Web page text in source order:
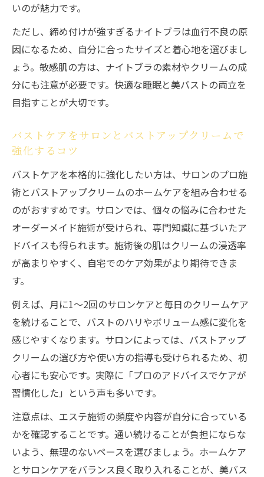
いのが魅力です。
ただし、締め付けが強すぎるナイトブラは血行不良の原
因になるため、自分に合ったサイズと着心地を選びまし
ょう。敏感肌の方は、ナイトブラの素材やクリームの成
分にも注意が必要です。快適な睡眠と美バストの両立を
目指すことが大切です。
バストケアをサロンとバストアップクリームで
強化するコツ
バストケアを本格的に強化したい方は、サロンのプロ施
術とバストアップクリームのホームケアを組み合わせる
のがおすすめです。サロンでは、個々の悩みに合わせた
オーダーメイド施術が受けられ、専門知識に基づいたア
ドバイスも得られます。施術後の肌はクリームの浸透率
が高まりやすく、自宅でのケア効果がより期待できま
す。
例えば、月に1〜2回のサロンケアと毎日のクリームケア
を続けることで、バストのハリやボリューム感に変化を
感じやすくなります。サロンによっては、バストアップ
クリームの選び方や使い方の指導も受けられるため、初
心者にも安心です。実際に「プロのアドバイスでケアが
習慣化した」という声も多いです。
注意点は、エステ施術の頻度や内容が自分に合っている
かを確認することです。通い続けることが負担にならな
いよう、無理のないペースを選びましょう。ホームケア
とサロンケアをバランス良く取り入れることが、美バス